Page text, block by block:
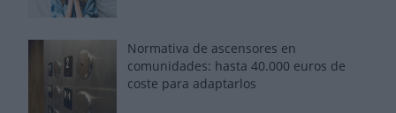
Normativa de ascensores en
comunidades: hasta 40.000 euros de
coste para adaptarlos